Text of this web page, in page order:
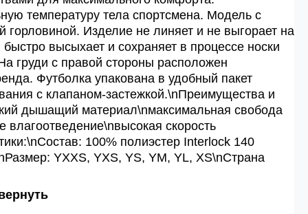
температуру тела спортсмена. Модель с
горловиной. Изделие не линяет и не выгорает на
быстро высыхает и сохраняет в процессе носки
груди с правой стороны расположен
Футболка упакована в удобный пакет
с клапаном-застежкой.\nПреимущества и
дышащий материал\nмаксимальная свобода
влагоотведение\nвысокая скорость
100% полиэстер Interlock 140
YXXS, YXS, YS, YM, YL, XS\nСтрана